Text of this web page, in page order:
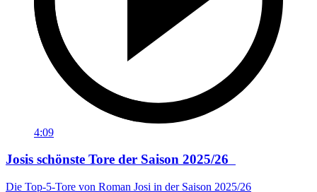
4:09
Josis schönste Tore der Saison 2025/26
Die Top-5-Tore von Roman Josi in der Saison 2025/26